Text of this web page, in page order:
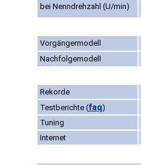
bei Nenndrehzahl (U/min)
Vorgängermodell
Nachfolgemodell
Rekorde
Testberichte (faq)
Tuning
Internet